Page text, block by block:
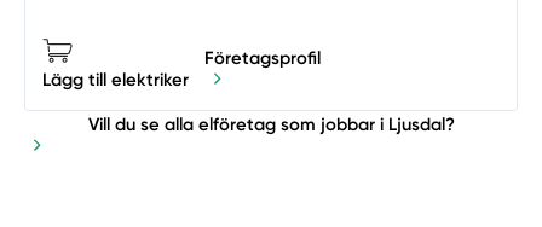
Lägg till elektriker
Företagsprofil
Vill du se alla elföretag som jobbar i Ljusdal?